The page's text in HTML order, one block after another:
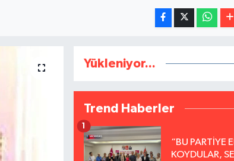
Yükleniyor...
Trend Haberler
“BU PARTİYE
KOYDULAR,
1